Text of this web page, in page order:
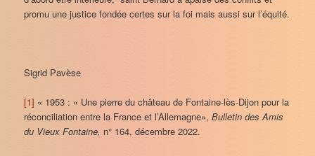
promu une justice fondée certes sur la foi mais aussi sur l’équité.
Sigrid Pavèse
[1] « 1953 : « Une pierre du château de Fontaine-lès-Dijon pour la
réconciliation entre la France et l’Allemagne»,Bulletin des Amis
du Vieux Fontaine, n° 164, décembre 2022.